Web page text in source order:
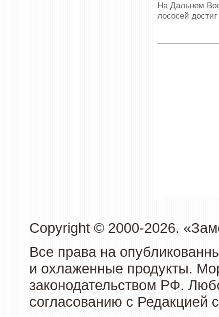
На Дальнем
лососей
Copyright © 2000-2026.
Все права на
и охлаженные продукты.
законодательством РФ.
согласованию с Редакцией